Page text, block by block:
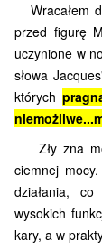
Wracałem
przed figurę
uczynione w
słowa
których
Zły zna
ciemnej
działania,
wysokich
kary, a w